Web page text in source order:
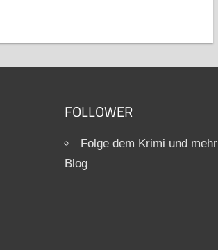
FOLLOWER
Folge dem Krimi und mehr
Blog